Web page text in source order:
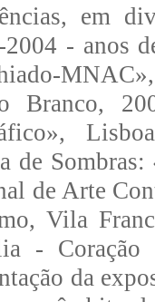
em
2004 - anos
Branco,
de
de Arte
Vila
- Coração
da